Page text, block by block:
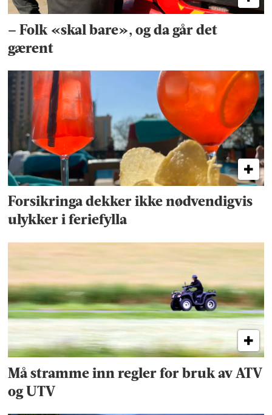
– Folk «skal bare», og da går det
gærent
Forsikringa dekker ikke nødvendigvis
ulykker i feriefylla
Må stramme inn regler for bruk av ATV
og UTV